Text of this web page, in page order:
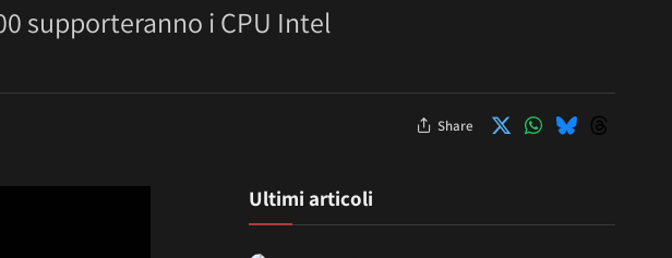
supporteranno i CPU Intel
Share
Ultimi articoli